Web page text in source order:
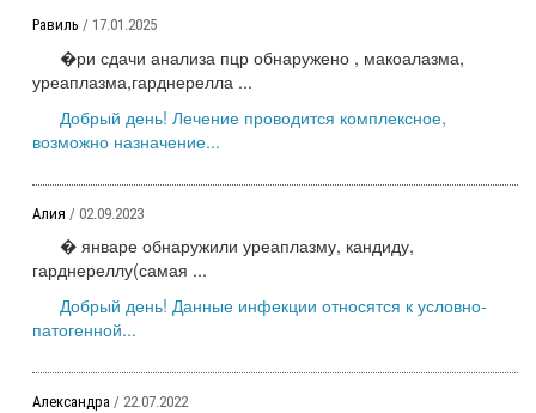
Равиль / 17.01.2025
�ри сдачи анализа пцр обнаружено , макоалазма,
уреаплазма,гарднерелла ...
Добрый день! Лечение проводится комплексное,
возможно назначение...
Алия / 02.09.2023
� январе обнаружили уреаплазму, кандиду,
гарднереллу(самая ...
Добрый день! Данные инфекции относятся к условно-
патогенной...
Александра / 22.07.2022